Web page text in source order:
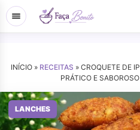
INÍCIO » RECEITAS » CROQUETE DE
PRÁTICO E
LANCHES